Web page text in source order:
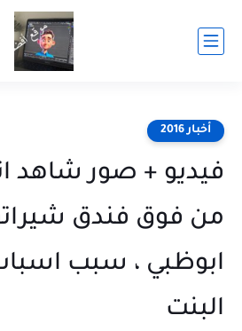
أخبار 2016
فيديو + صور شاهد
من فوق فندق
ابوظبي ، سبب
البنت